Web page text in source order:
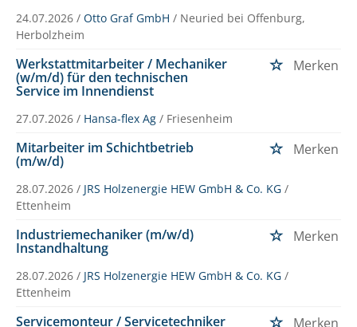
24.07.2026 / Otto Graf GmbH / Neuried bei Offenburg,
Herbolzheim
Werkstattmitarbeiter / Mechaniker
(w/m/d) für den technischen
Service im Innendienst
Merken
27.07.2026 / Hansa-flex Ag / Friesenheim
Mitarbeiter im Schichtbetrieb
(m/w/d)
Merken
28.07.2026 / JRS Holzenergie HEW GmbH & Co. KG /
Ettenheim
Industriemechaniker (m/w/d)
Instandhaltung
Merken
28.07.2026 / JRS Holzenergie HEW GmbH & Co. KG /
Ettenheim
Servicemonteur / Servicetechniker Merken